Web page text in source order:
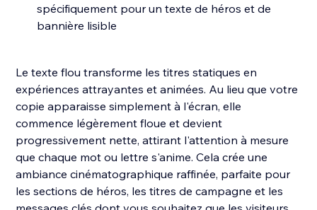
spécifiquement pour un texte de héros et de
bannière lisible
Le texte flou transforme les titres statiques en
expériences attrayantes et animées. Au lieu que votre
copie apparaisse simplement à l'écran, elle
commence légèrement floue et devient
progressivement nette, attirant l'attention à mesure
que chaque mot ou lettre s'anime. Cela crée une
ambiance cinématographique raffinée, parfaite pour
les sections de héros, les titres de campagne et les